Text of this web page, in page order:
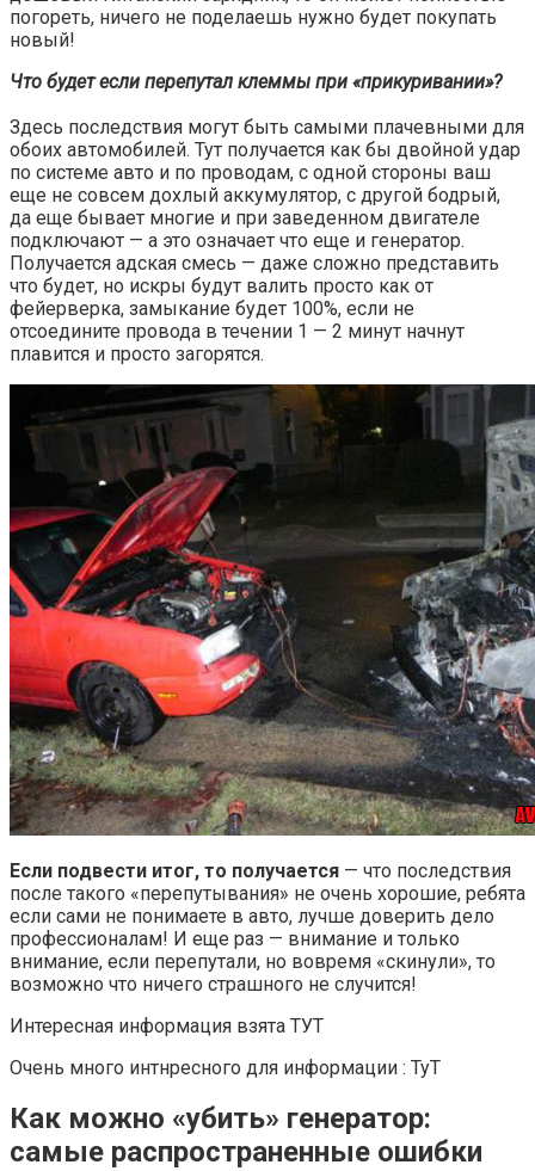
погореть, ничего не поделаешь нужно будет покупать
новый!
Что будет если перепутал клеммы при «прикуривании»?
Здесь последствия могут быть самыми плачевными для
обоих автомобилей. Тут получается как бы двойной удар
по системе авто и по проводам, с одной стороны ваш
еще не совсем дохлый аккумулятор, с другой бодрый,
да еще бывает многие и при заведенном двигателе
подключают — а это означает что еще и генератор.
Получается адская смесь — даже сложно представить
что будет, но искры будут валить просто как от
фейерверка, замыкание будет 100%, если не
отсоедините провода в течении 1 — 2 минут начнут
плавится и просто загорятся.
Если подвести итог, то получается — что последствия
после такого «перепутывания» не очень хорошие, ребята
если сами не понимаете в авто, лучше доверить дело
профессионалам! И еще раз — внимание и только
внимание, если перепутали, но вовремя «скинули», то
возможно что ничего страшного не случится!
Интересная информация взята ТУТ
Очень много интнресного для информации : ТуТ
Как можно «убить» генератор:
самые распространенные ошибки